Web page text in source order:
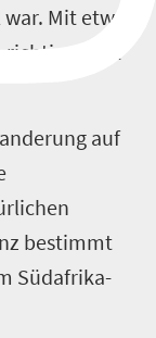
Mit etwas
richtigen Ort
auf
bestimmt
Südafrika-